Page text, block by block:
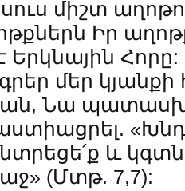
միշտ
Իր
Երկնային
մեր
Նա
և
(Մտթ. 7,7):